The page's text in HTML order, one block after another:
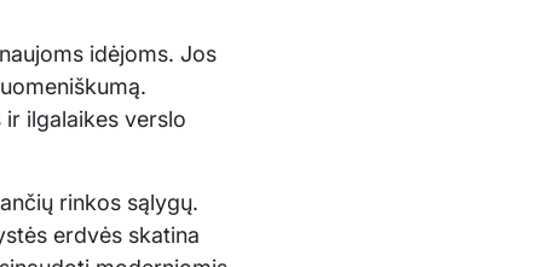
idėjoms. Jos
ilgalaikes verslo
rinkos sąlygų.
erdvės skatina